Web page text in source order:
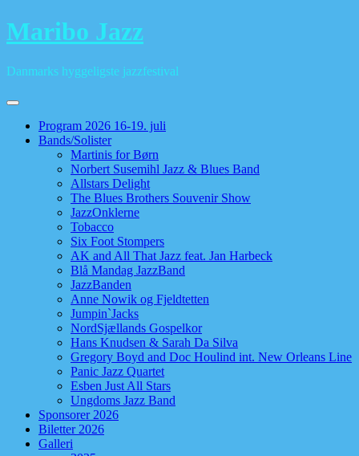
Skip
to
Maribo Jazz
Danmarks hyggeligste jazzfestival
Program 2026 16-19. juli
Bands/Solister
Martinis for Børn
Norbert Susemihl Jazz & Blues Band
Allstars Delight
The Blues Brothers Souvenir Show
JazzOnklerne
Tobacco
Six Foot Stompers
AK and All That Jazz feat. Jan Harbeck
Blå Mandag JazzBand
JazzBanden
Anne Nowik og Fjeldtetten
Jumpin`Jacks
NordSjællands Gospelkor
Hans Knudsen & Sarah Da Silva
Gregory Boyd and Doc Houlind int. New Orleans Line
Panic Jazz Quartet
Esben Just All Stars
Ungdoms Jazz Band
Sponsorer 2026
Biletter 2026
Galleri